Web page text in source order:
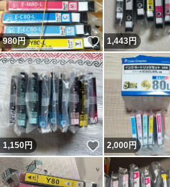
980円 いいね！
1,443円
1,150円 いいね！
2,000円